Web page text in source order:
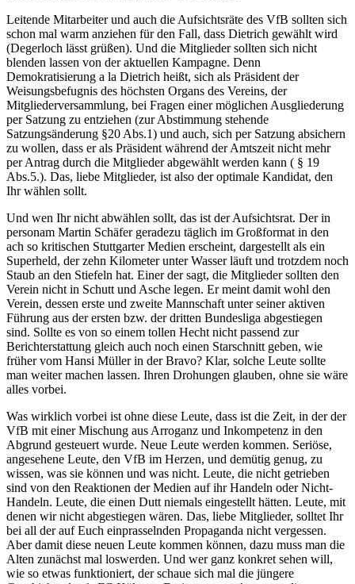
Leitende Mitarbeiter und auch die Aufsichtsräte des VfB sollten sich
schon mal warm anziehen für den Fall, dass Dietrich gewählt wird
(Degerloch lässt grüßen). Und die Mitglieder sollten sich nicht
blenden lassen von der aktuellen Kampagne. Denn
Demokratisierung a la Dietrich heißt, sich als Präsident der
Weisungsbefugnis des höchsten Organs des Vereins, der
Mitgliederversammlung, bei Fragen einer möglichen Ausgliederung
per Satzung zu entziehen (zur Abstimmung stehende
Satzungsänderung §20 Abs.1) und auch, sich per Satzung absichern
zu wollen, dass er als Präsident während der Amtszeit nicht mehr
per Antrag durch die Mitglieder abgewählt werden kann ( § 19
Abs.5.). Das, liebe Mitglieder, ist also der optimale Kandidat, den
Ihr wählen sollt.
Und wen Ihr nicht abwählen sollt, das ist der Aufsichtsrat. Der in
personam Martin Schäfer geradezu täglich im Großformat in den
ach so kritischen Stuttgarter Medien erscheint, dargestellt als ein
Superheld, der zehn Kilometer unter Wasser läuft und trotzdem noch
Staub an den Stiefeln hat. Einer der sagt, die Mitglieder sollten den
Verein nicht in Schutt und Asche legen. Er meint damit wohl den
Verein, dessen erste und zweite Mannschaft unter seiner aktiven
Führung aus der ersten bzw. der dritten Bundesliga abgestiegen
sind. Sollte es von so einem tollen Hecht nicht passend zur
Berichterstattung gleich auch noch einen Starschnitt geben, wie
früher vom Hansi Müller in der Bravo? Klar, solche Leute sollte
man weiter machen lassen. Ihren Drohungen glauben, ohne sie wäre
alles vorbei.
Was wirklich vorbei ist ohne diese Leute, dass ist die Zeit, in der der
VfB mit einer Mischung aus Arroganz und Inkompetenz in den
Abgrund gesteuert wurde. Neue Leute werden kommen. Seriöse,
angesehene Leute, den VfB im Herzen, und demütig genug, zu
wissen, was sie können und was nicht. Leute, die nicht getrieben
sind von den Reaktionen der Medien auf ihr Handeln oder Nicht-
Handeln. Leute, die einen Dutt niemals eingestellt hätten. Leute, mit
denen wir nicht abgestiegen wären. Das, liebe Mitglieder, solltet Ihr
bei all der auf Euch einprasselnden Propaganda nicht vergessen.
Aber damit diese neuen Leute kommen können, dazu muss man die
Alten zunächst mal loswerden. Und wer ganz konkret sehen will,
wie so etwas funktioniert, der schaue sich mal die jüngere